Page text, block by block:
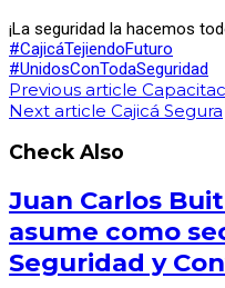
¡La seguridad la hacemos
#CajicáTejiendoFuturo
#UnidosConTodaSeguridad
Previous article
Next article Cajicá Segura
Check Also
Juan Carlos
asume como
Seguridad y